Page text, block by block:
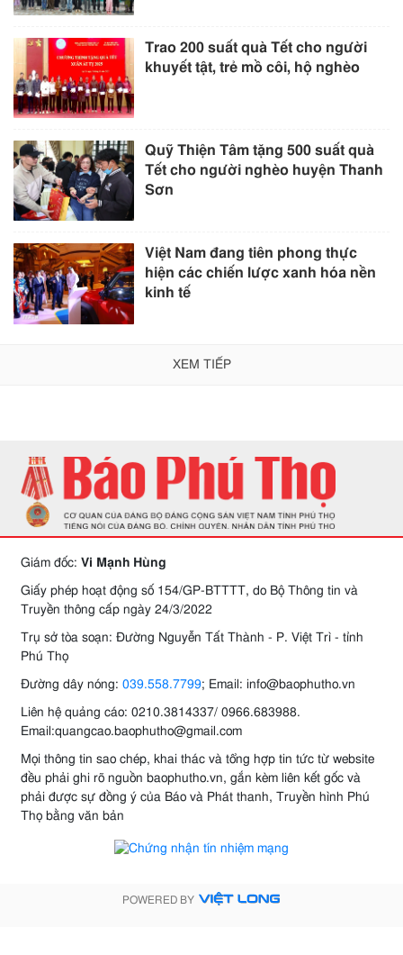
Trao 200 suất quà Tết cho người
khuyết tật, trẻ mồ côi, hộ nghèo
Quỹ Thiện Tâm tặng 500 suất quà
Tết cho người nghèo huyện Thanh
Sơn
Việt Nam đang tiên phong thực
hiện các chiến lược xanh hóa nền
kinh tế
XEM TIẾP
Giám đốc: Vi Mạnh Hùng
Giấy phép hoạt động số 154/GP-BTTTT, do Bộ Thông tin và
Truyền thông cấp ngày 24/3/2022
Trụ sở tòa soạn: Đường Nguyễn Tất Thành - P. Việt Trì - tỉnh
Phú Thọ
Đường dây nóng: 039.558.7799; Email: info@baophutho.vn
Liên hệ quảng cáo: 0210.3814337/ 0966.683988.
Email:quangcao.baophutho@gmail.com
Mọi thông tin sao chép, khai thác và tổng hợp tin tức từ website
đều phải ghi rõ nguồn baophutho.vn, gắn kèm liên kết gốc và
phải được sự đồng ý của Báo và Phát thanh, Truyền hình Phú
Thọ bằng văn bản
POWERED BY